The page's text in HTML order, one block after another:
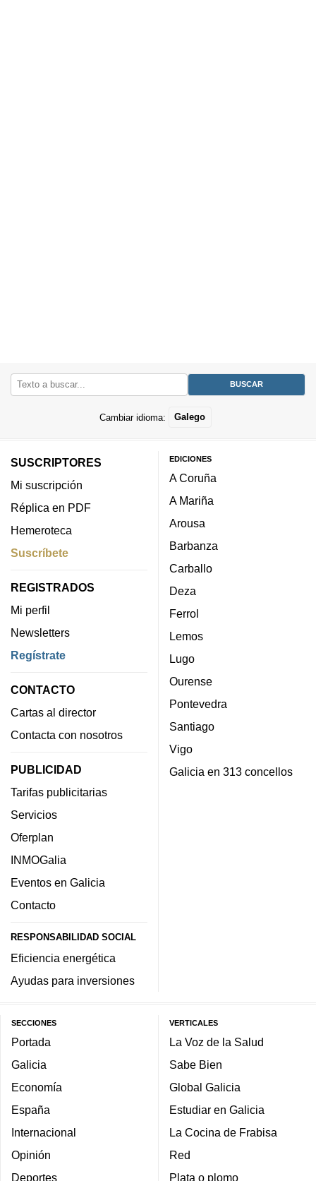
Cambiar idioma: Galego
SUSCRIPTORES
Mi suscripción
Réplica en PDF
Hemeroteca
Suscríbete
REGISTRADOS
Mi perfil
Newsletters
Regístrate
CONTACTO
Cartas al director
Contacta con nosotros
PUBLICIDAD
Tarifas publicitarias
Servicios
Oferplan
INMOGalia
Eventos en Galicia
Contacto
RESPONSABILIDAD SOCIAL
Eficiencia energética
Ayudas para inversiones
EDICIONES
A Coruña
A Mariña
Arousa
Barbanza
Carballo
Deza
Ferrol
Lemos
Lugo
Ourense
Pontevedra
Santiago
Vigo
Galicia en 313 concellos
SECCIONES
Portada
Galicia
Economía
España
Internacional
Opinión
Deportes
VERTICALES
La Voz de la Salud
Sabe Bien
Global Galicia
Estudiar en Galicia
La Cocina de Frabisa
Red
Plata o plomo